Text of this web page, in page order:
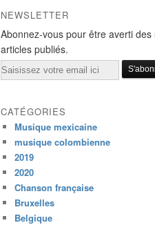
NEWSLETTER
Abonnez-vous pour être averti des
articles publiés.
Email
CATÉGORIES
Musique mexicaine
musique colombienne
2019
2020
Chanson française
Bruxelles
Belgique